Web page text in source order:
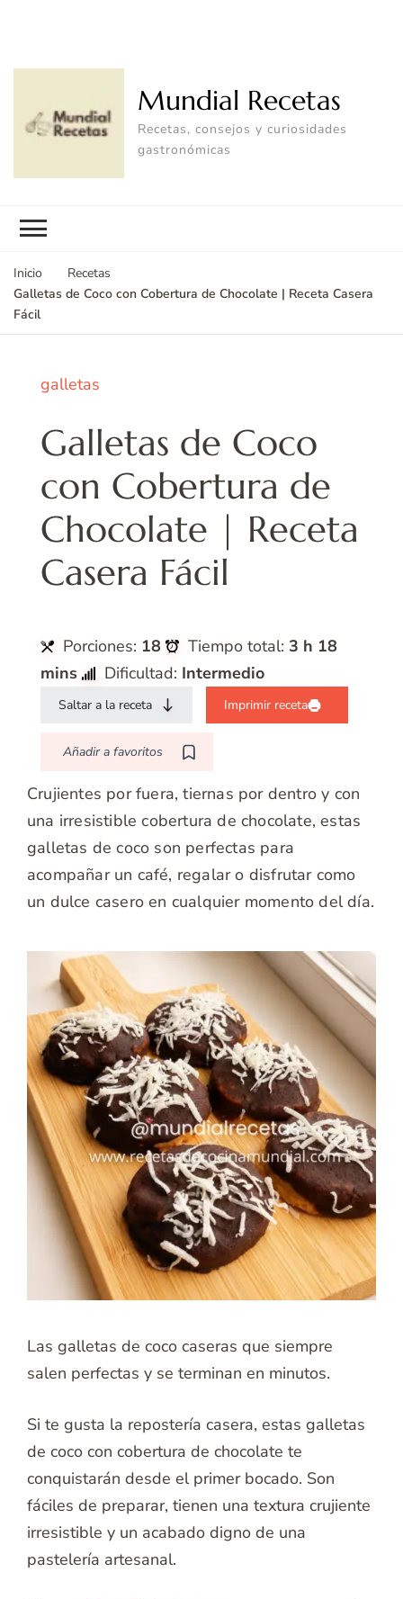
Mundial Recetas
Recetas, consejos y curiosidades
gastronómicas
Inicio
Recetas
Galletas de Coco con Cobertura de Chocolate | Receta Casera
Fácil
galletas
Galletas de Coco
con Cobertura de
Chocolate | Receta
Casera Fácil
Porciones: 18 Tiempo total: 3 h 18
mins
Dificultad: Intermedio
Saltar a la receta Imprimir receta
Añadir a favoritos
Crujientes por fuera, tiernas por dentro y con
una irresistible cobertura de chocolate, estas
galletas de coco son perfectas para
acompañar un café, regalar o disfrutar como
un dulce casero en cualquier momento del día.
Las galletas de coco caseras que siempre
salen perfectas y se terminan en minutos.
Si te gusta la repostería casera, estas galletas
de coco con cobertura de chocolate te
conquistarán desde el primer bocado. Son
fáciles de preparar, tienen una textura crujiente
irresistible y un acabado digno de una
pastelería artesanal.